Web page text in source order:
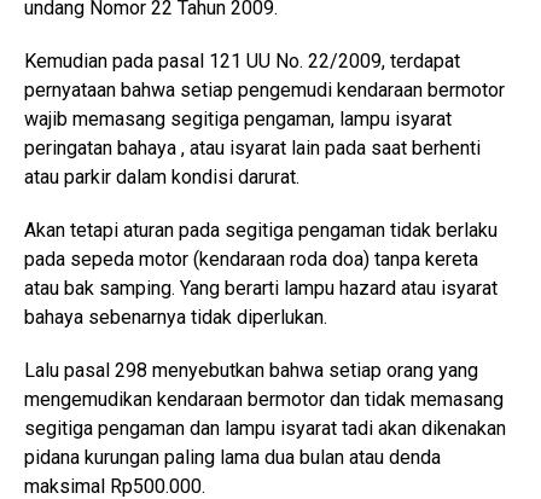
undang Nomor 22 Tahun 2009.
Kemudian pada pasal 121 UU No. 22/2009, terdapat
pernyataan bahwa setiap pengemudi kendaraan bermotor
wajib memasang segitiga pengaman, lampu isyarat
peringatan bahaya , atau isyarat lain pada saat berhenti
atau parkir dalam kondisi darurat.
Akan tetapi aturan pada segitiga pengaman tidak berlaku
pada sepeda motor (kendaraan roda doa) tanpa kereta
atau bak samping. Yang berarti lampu hazard atau isyarat
bahaya sebenarnya tidak diperlukan.
Lalu pasal 298 menyebutkan bahwa setiap orang yang
mengemudikan kendaraan bermotor dan tidak memasang
segitiga pengaman dan lampu isyarat tadi akan dikenakan
pidana kurungan paling lama dua bulan atau denda
maksimal Rp500.000.